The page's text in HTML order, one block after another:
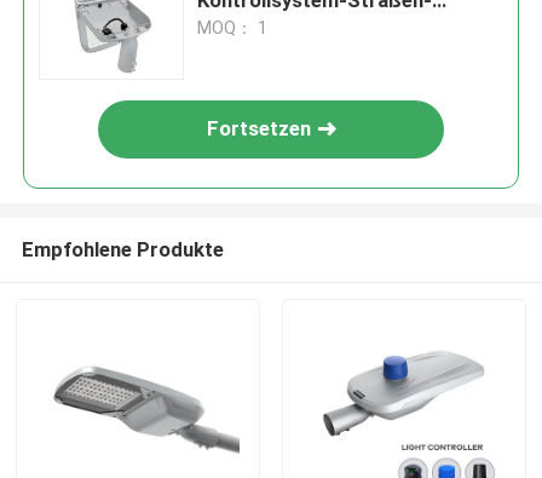
Beleuchtung intelligente im
MOQ： 1
Fortsetzen
Empfohlene Produkte